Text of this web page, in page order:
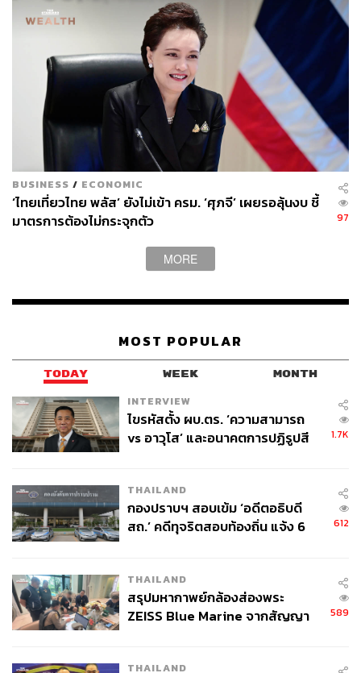
BUSINESS / ECONOMIC
‘ไทยเที่ยวไทย พลัส’ ยังไม่เข้า ครม. ‘ศุภจี’ เผยรอลุ้นงบ ชี้
มาตรการต้องไม่กระจุกตัว
97
MORE
MOST POPULAR
TODAY WEEK MONTH
INTERVIEW
ไขรหัสตั้ง ผบ.ตร. ‘ความสามารถ
vs อาวุโส’ และอนาคตการปฏิรูปสี
1.7K
THAILAND
กองปราบฯ สอบเข้ม ‘อดีตอธิบดี
สถ.’ คดีทุจริตสอบท้องถิ่น แจ้ง 6
612
THAILAND
สรุปมหากาพย์กล้องส่องพระ
ZEISS Blue Marine จากสัญญา
589
THAILAND